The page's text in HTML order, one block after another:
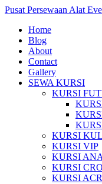
Pusat Persewaan Alat
Home
Blog
About
Contact
Gallery
SEWA KURSI
KURSI
KURSI
KURSI VIP
KURSI
KURSI
KURSI